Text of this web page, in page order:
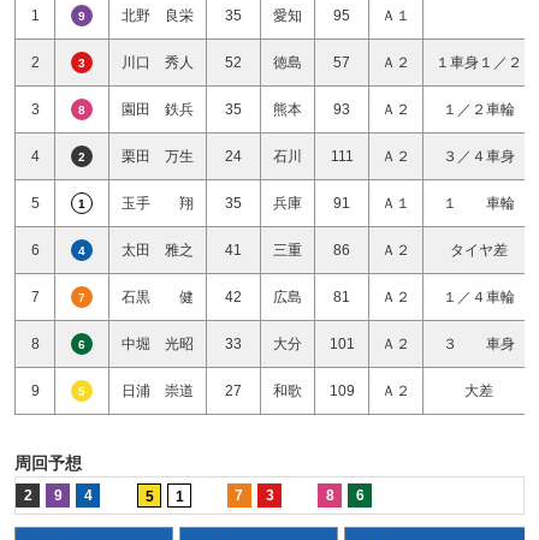
1 9 北野 良栄 35 愛知 95 Ａ１
2 3 川口 秀人 52 徳島 57 Ａ２ １車身１／２
3 8 園田 鉄兵 35 熊本 93 Ａ２ １／２車輪
4 2 栗田 万生 24 石川 111 Ａ２ ３／４車身
5 1 玉手 翔 35 兵庫 91 Ａ１ １ 車輪
6 4 太田 雅之 41 三重 86 Ａ２ タイヤ差
7 7 石黒 健 42 広島 81 Ａ２ １／４車輪
8 6 中堀 光昭 33 大分 101 Ａ２ ３ 車身
9 5 日浦 崇道 27 和歌 109 Ａ２ 大差
周回予想
2 9 4 5 1 7 3 8 6